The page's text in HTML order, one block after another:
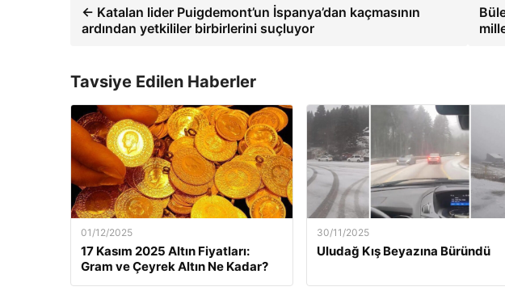
← Katalan lider Puigdemont’un İspanya’dan kaçmasının
ardından yetkililer birbirlerini suçluyor
Tavsiye Edilen Haberler
01/12/2025
17 Kasım 2025 Altın Fiyatları:
Gram ve Çeyrek Altın Ne Kadar?
30/11/2025
Uludağ Kış Beyazına Büründü